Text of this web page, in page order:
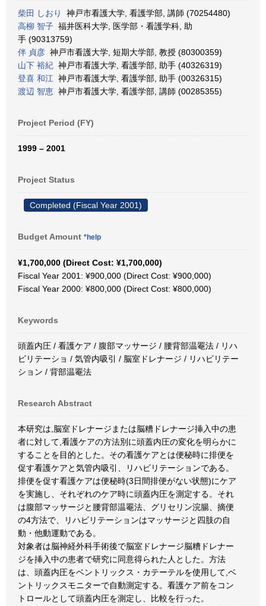
柴田 しおり
神戸市看護大学, 看護学部, 講師 (70254480)
高柳 智子 福井医科大学, 医学部・看護学科, 助
手 (90313759)
伴 貞彦 神戸市看護大学, 短期大学部, 教授 (80300359)
山下 裕紀 神戸市看護大学, 看護学部, 助手 (40326319)
登喜 和江 神戸市看護大学, 看護学部, 助手 (00326315)
渡辺 智恵 神戸市看護大学, 看護学部, 講師 (00285355)
Project Period (FY)
1999 – 2001
Project Status
Completed (Fiscal Year 2001)
Budget Amount *help
¥1,700,000 (Direct Cost: ¥1,700,000)
Fiscal Year 2001: ¥900,000 (Direct Cost: ¥900,000)
Fiscal Year 2000: ¥800,000 (Direct Cost: ¥800,000)
Keywords
頭蓋内圧 / 看護ケア / 腹部マッサージ / 腰背部温罨法 / リハ
ビリテーショ / 気管内吸引 / 脳室ドレナージ / リハビリテー
ション / 背部温罨法
Research Abstract
本研究は,脳室ドレナージまたは脳糟ドレナージ挿入中の患
者に対して,看護ケアの方法別に頭蓋内圧の変化を明らかに
することを目的とした。その看護ケアとは便秘時に排便を
促す看護ケアと気管内吸引、リハビリテーションである。
排便を促す看護ケアは便秘時(3日間排便がない状態)にケア
を実施し、それぞれのケア時に頭蓋内圧を測定する。それ
は腹部マッサージと腰背部温罨法、グリセリン浣腸、摘便
の4方法で、リハビリテーションはマッサージと四肢の自
動・他動運動である。
対象者は脳神経外科手術後で脳室ドレナージ脳糟ドレナー
ジを挿入中の患者で研究に同意得られた人とした。方法
は、頭蓋内圧をベントリックス・カテーテルを使用して,ベ
ントリックスモニターで自動測定する。看護ケア前をコン
トロールとして頭蓋内圧を測定し、比較を行った。